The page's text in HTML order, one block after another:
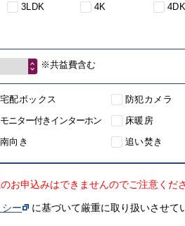
3LDK 4K 4DK
※共益費含む
宅配ボックス 防犯カメラ
モニター付きインターホン 床暖房
南向き 追い焚き
申込みはできませんのでご注意くださ
ー に基づいて厳重に取り扱いさせて